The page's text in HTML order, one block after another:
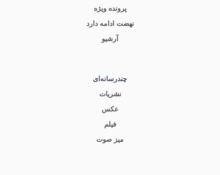
پرونده ویژه
نهضت ادامه دارد
آرشیو
چندرسانه‌ای
نشریات
عکس
فیلم
میز صوت